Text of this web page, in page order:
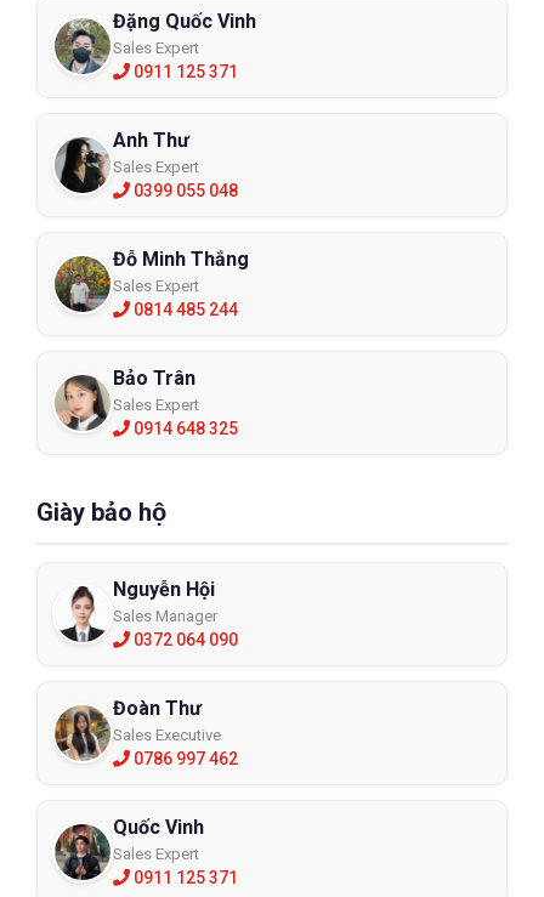
Đặng Quốc Vinh
Sales Expert
0911 125 371
Anh Thư
Sales Expert
0399 055 048
Đỗ Minh Thắng
Sales Expert
0814 485 244
Bảo Trân
Sales Expert
0914 648 325
Giày bảo hộ
Nguyễn Hội
Sales Manager
0372 064 090
Đoàn Thư
Sales Executive
0786 997 462
Quốc Vinh
Sales Expert
0911 125 371